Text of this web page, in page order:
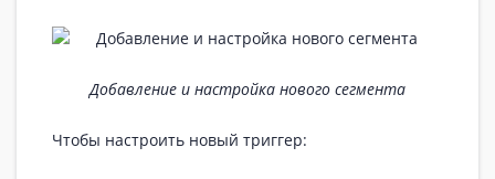
Добавление и настройка нового сегмента
Чтобы настроить новый триггер: